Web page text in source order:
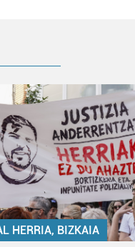
HERRIA, BIZKAIA